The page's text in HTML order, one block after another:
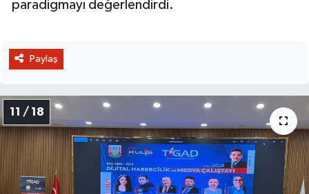
paradigmayı değerlendirdi.
Paylaş
11 / 18